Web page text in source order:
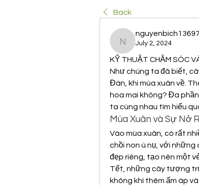
Back
nguyenbich13697
nguyenbich13697
July 2, 2024
KỸ THUẬT CHĂM SÓC
Như chúng ta đã biết,
Đán, khi mùa xuân về.
hoa mai không? Đa
ta cùng nhau tìm hiểu
Mùa Xuân và Sự Nở
Vào mùa xuân, có rất
chồi non ú nụ, với
đẹp riêng, tạo nên một
Tết, những cây tượng
không khí thêm ấm áp